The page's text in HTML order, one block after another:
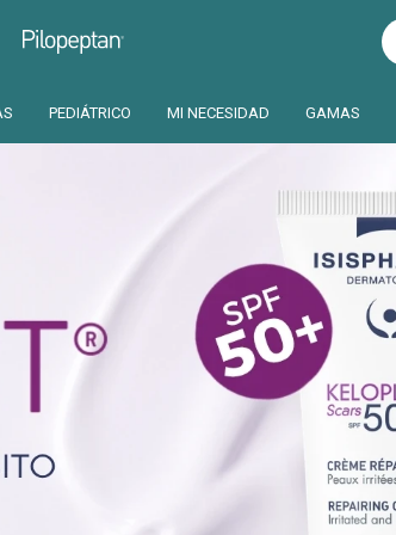
PEDIÁTRICO MI NECESIDAD GAMAS
Pilopeptan